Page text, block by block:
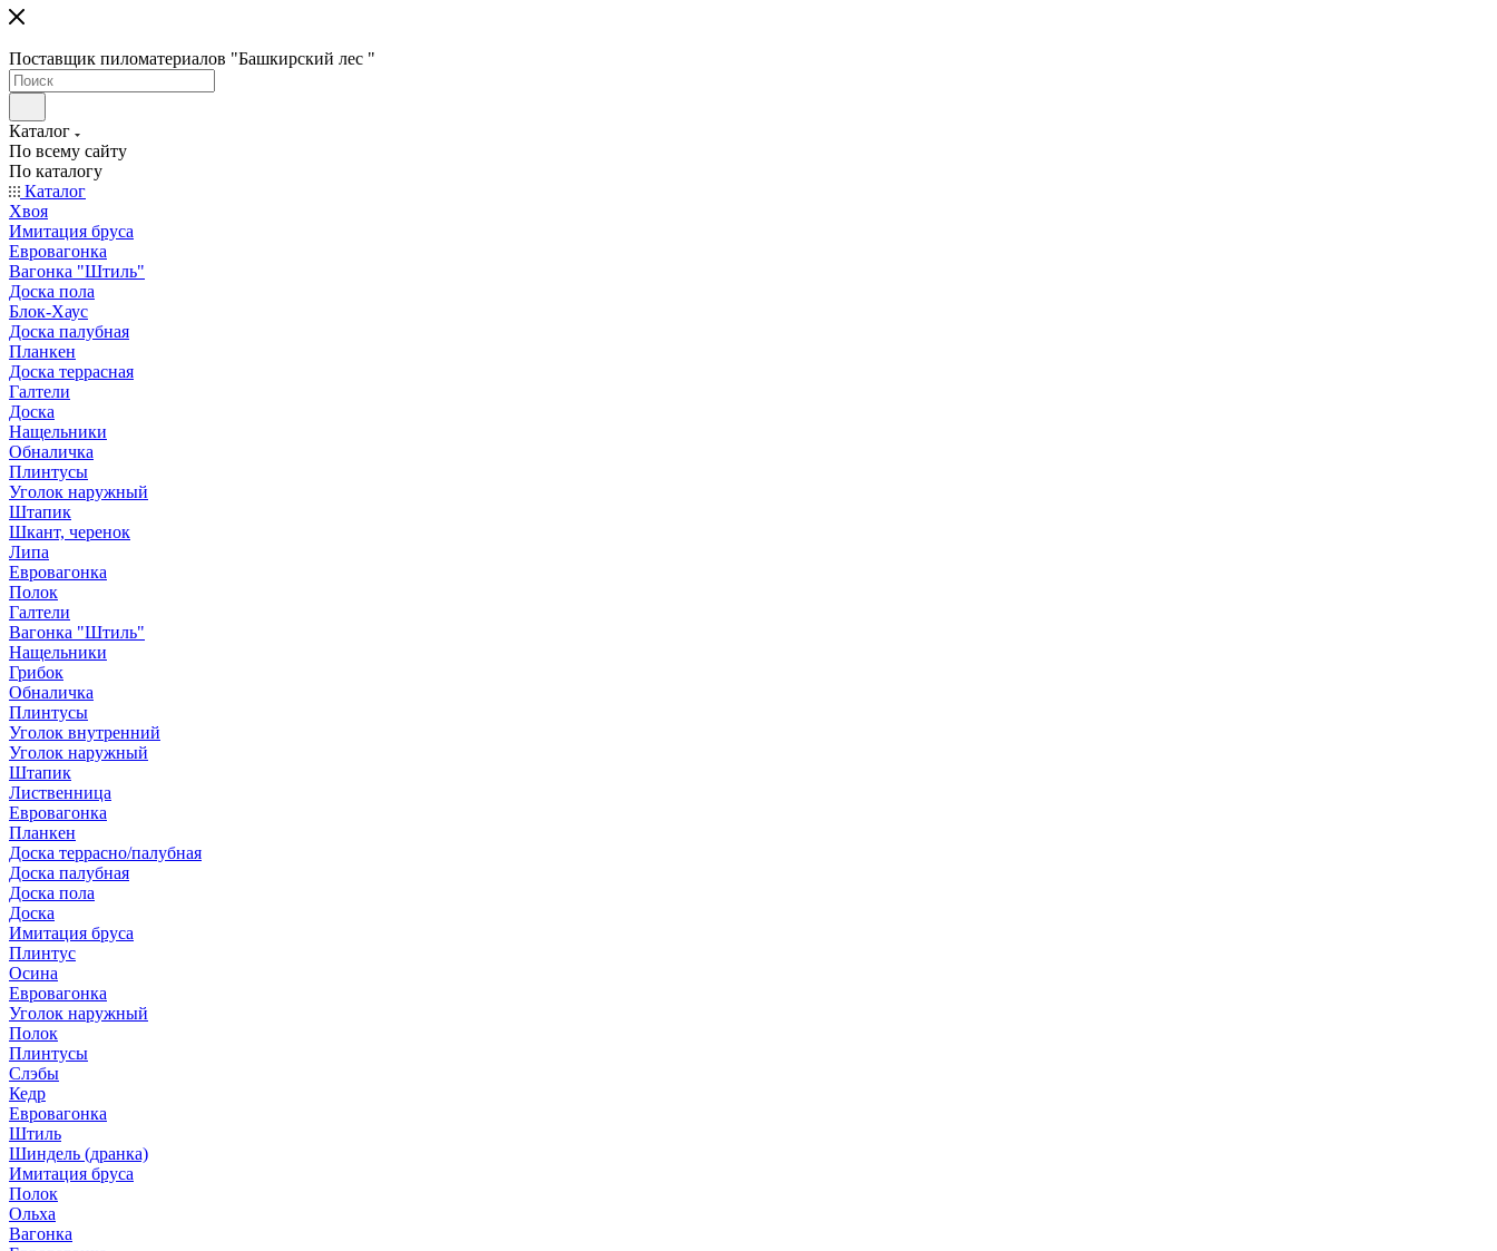
Поставщик пиломатериалов "Башкирский лес "
Каталог
По всему сайту
По каталогу
Каталог
Хвоя
Имитация бруса
Евровагонка
Вагонка "Штиль"
Доска пола
Блок-Хаус
Доска палубная
Планкен
Доска террасная
Галтели
Доска
Нащельники
Обналичка
Плинтусы
Уголок наружный
Штапик
Шкант, черенок
Липа
Евровагонка
Полок
Галтели
Вагонка "Штиль"
Нащельники
Грибок
Обналичка
Плинтусы
Уголок внутренний
Уголок наружный
Штапик
Лиственница
Евровагонка
Планкен
Доска террасно/палубная
Доска палубная
Доска пола
Доска
Имитация бруса
Плинтус
Осина
Евровагонка
Уголок наружный
Полок
Плинтусы
Слэбы
Кедр
Евровагонка
Штиль
Шиндель (дранка)
Имитация бруса
Полок
Ольха
Вагонка